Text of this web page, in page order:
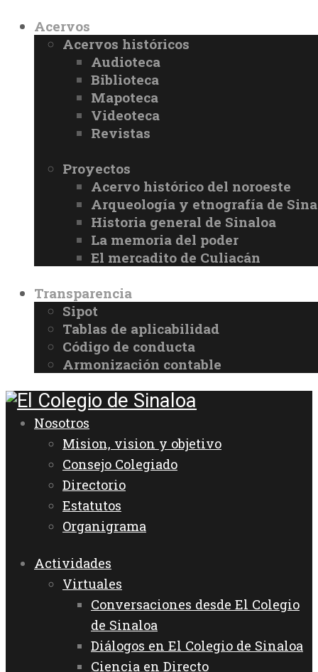
Acervos
Acervos históricos
Audioteca
Biblioteca
Mapoteca
Videoteca
Revistas
Proyectos
Acervo histórico del noroeste
Arqueología y etnografía de
Historia general de Sinaloa
La memoria del poder
El mercadito de Culiacán
Transparencia
Sipot
Tablas de aplicabilidad
Código de conducta
Armonización contable
Nosotros
Mision, vision y objetivo
Consejo Colegiado
Directorio
Estatutos
Organigrama
Actividades
Virtuales
Conversaciones desde El Colegio
de Sinaloa
Diálogos en El Colegio de Sinaloa
Ciencia en Directo